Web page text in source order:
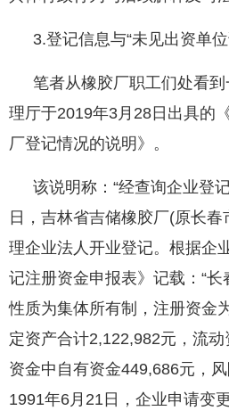
3.登记信息与“未见出资单位
笔者从橡胶厂职工们处看
理厅于2019年3月28日出具的
厂登记情况的说明》。
该说明称：“经查询企业登
日，吉林省吉储橡胶厂(原长
理企业法人开业登记。根据企
记注册资金申报表》记载：“
性质为集体所有制，注册资金
定资产合计2,122,982元，流
资金中自有资金449,686元，风
1991年6月21日，企业申请变